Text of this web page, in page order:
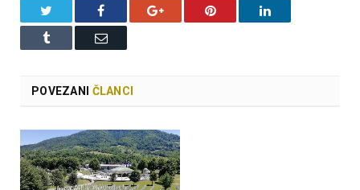
Facebook Google+ Pinterest LinkedIn
Tumblr Email
POVEZANI ČLANCI